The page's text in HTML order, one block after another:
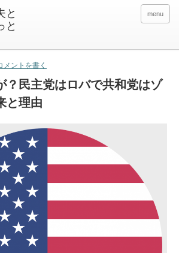
と
と
menu
メントを書く
？民主党はロバで共和党はゾ
と理由